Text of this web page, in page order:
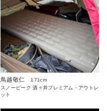
鳥越敬仁
171cm
スノーピーク 酒々井プレミアム・アウトレ
ット